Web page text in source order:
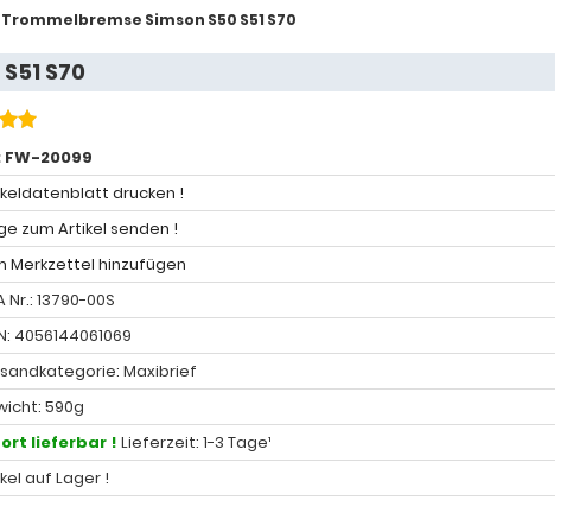
Simson S50 S51 S70
S70
FW-20099
drucken !
zum Artikel senden !
Merkzettel hinzufügen
Nr.: 13790-00S
4056144061069
Maxibrief
590g
lieferbar ! Lieferzeit: 1-3 Tage¹
auf Lager !